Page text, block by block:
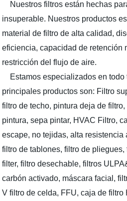
Nuestros filtros están hechas
insuperable. Nuestros productos
material de filtro de alta calidad,
eficiencia, capacidad de retención
restricción del flujo de aire.
Estamos especializados en todo
principales productos son: Filtro
filtro de techo, pintura deja de
pintura, sepa pintar, HVAC Filtro,
escape, no tejidas, alta resistencia
filtro de tablones, filtro de
filter, filtro desechable, filtros
carbón activado, máscara facial,
V filtro de celda, FFU, caja de filtro